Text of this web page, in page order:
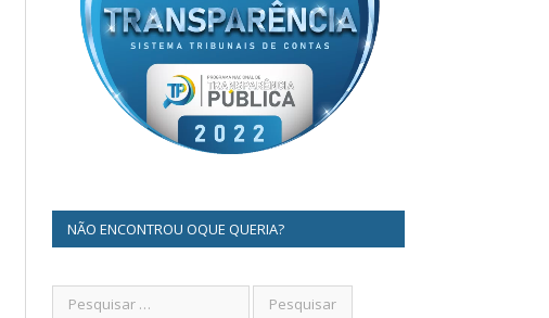
NÃO ENCONTROU OQUE QUERIA?